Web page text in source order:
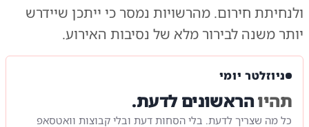
ולנחיתת חירום. מהרשויות נמסר כי ייתכן שיידרש
יותר משנה לבירור מלא של נסיבות האירוע.
ניוזלטר יומי
תהיוהראשונים לדעת.
כל מה שצריך לדעת. בלי הסחות דעת ובלי קבוצות וואטסאפ